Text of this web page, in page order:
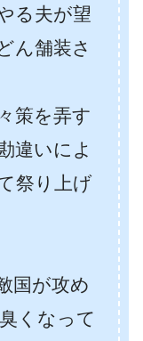
る夫が望
ん舗装さ
策を弄す
違いによ
祭り上げ
国が攻め
くなって